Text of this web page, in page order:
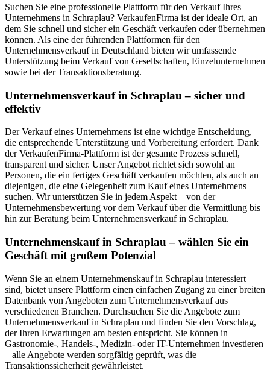
Suchen Sie eine professionelle Plattform für den Verkauf Ihres
Unternehmens in Schraplau? VerkaufenFirma ist der ideale Ort, an
dem Sie schnell und sicher ein Geschäft verkaufen oder übernehmen
können. Als eine der führenden Plattformen für den
Unternehmensverkauf in Deutschland bieten wir umfassende
Unterstützung beim Verkauf von Gesellschaften, Einzelunternehmen
sowie bei der Transaktionsberatung.
Unternehmensverkauf in Schraplau – sicher und
effektiv
Der Verkauf eines Unternehmens ist eine wichtige Entscheidung,
die entsprechende Unterstützung und Vorbereitung erfordert. Dank
der VerkaufenFirma-Plattform ist der gesamte Prozess schnell,
transparent und sicher. Unser Angebot richtet sich sowohl an
Personen, die ein fertiges Geschäft verkaufen möchten, als auch an
diejenigen, die eine Gelegenheit zum Kauf eines Unternehmens
suchen. Wir unterstützen Sie in jedem Aspekt – von der
Unternehmensbewertung vor dem Verkauf über die Vermittlung bis
hin zur Beratung beim Unternehmensverkauf in Schraplau.
Unternehmenskauf in Schraplau – wählen Sie ein
Geschäft mit großem Potenzial
Wenn Sie an einem Unternehmenskauf in Schraplau interessiert
sind, bietet unsere Plattform einen einfachen Zugang zu einer breiten
Datenbank von Angeboten zum Unternehmensverkauf aus
verschiedenen Branchen. Durchsuchen Sie die Angebote zum
Unternehmensverkauf in Schraplau und finden Sie den Vorschlag,
der Ihren Erwartungen am besten entspricht. Sie können in
Gastronomie-, Handels-, Medizin- oder IT-Unternehmen investieren
– alle Angebote werden sorgfältig geprüft, was die
Transaktionssicherheit gewährleistet.